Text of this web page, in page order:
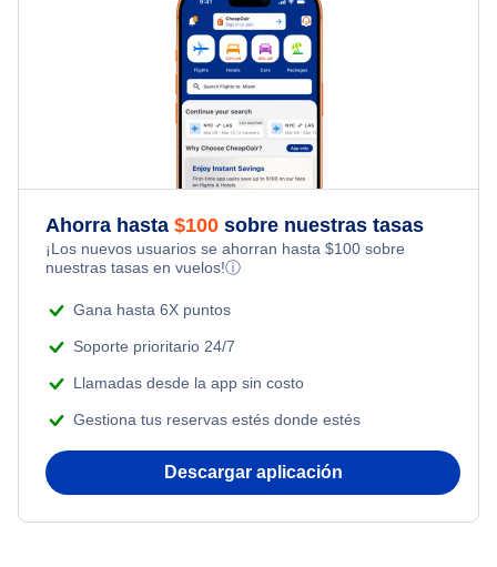
Ahorra hasta $100 sobre nuestras tasas
¡Los nuevos usuarios se ahorran hasta $100 sobre
nuestras tasas en vuelos!ⓘ
Gana hasta 6X puntos
Soporte prioritario 24/7
Llamadas desde la app sin costo
Gestiona tus reservas estés donde estés
Descargar aplicación